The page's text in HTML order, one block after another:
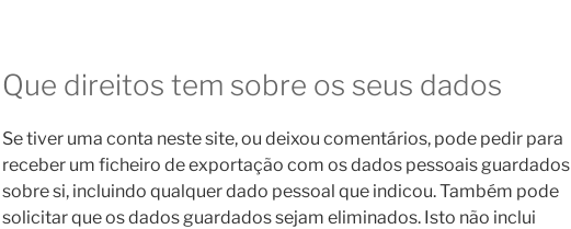
Que direitos tem sobre os seus dados
Se tiver uma conta neste site, ou deixou comentários, pode pedir para
receber um ficheiro de exportação com os dados pessoais guardados
sobre si, incluindo qualquer dado pessoal que indicou. Também pode
solicitar que os dados guardados sejam eliminados. Isto não inclui